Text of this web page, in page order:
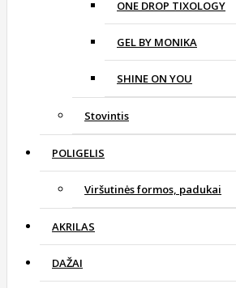
ONE DROP TIXOLOGY
GEL BY MONIKA
SHINE ON YOU
Stovintis
POLIGELIS
Viršutinės formos, padukai
AKRILAS
DAŽAI